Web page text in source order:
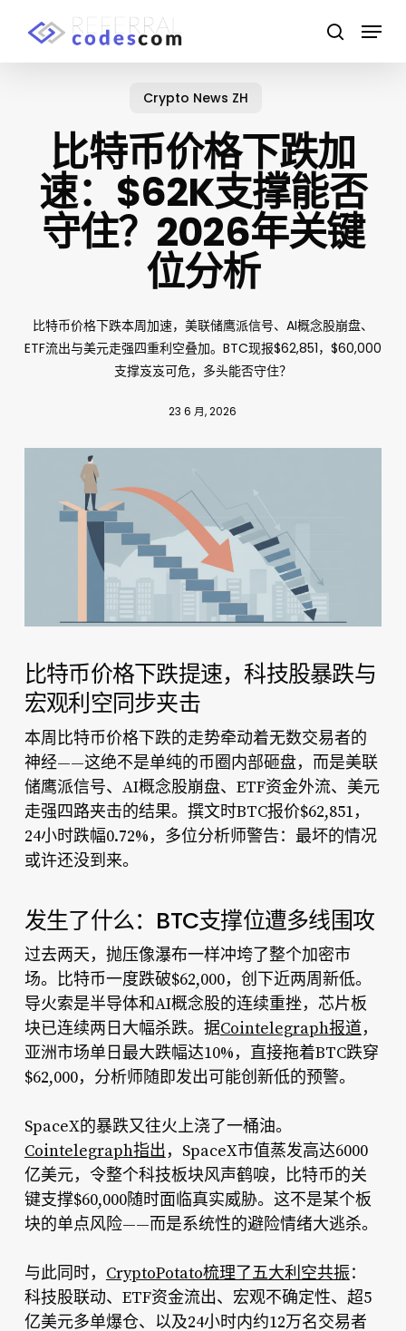
search
Menu
Crypto News ZH
比特币价格下跌加
速：$62K支撑能否
守住？2026年关键
位分析
比特币价格下跌本周加速，美联储鹰派信号、AI概念股崩盘、
ETF流出与美元走强四重利空叠加。BTC现报$62,851，$60,000
支撑岌岌可危，多头能否守住？
23 6 月, 2026
比特币价格下跌提速，科技股暴跌与
宏观利空同步夹击
本周 比特币价格下跌的走势牵动着无数交易者的
神经——这绝不是单纯的币圈内部砸盘，而是美联
储鹰派信号、AI概念股崩盘、ETF资金外流、美元
走强四路夹击的结果。撰文时BTC报价$62,851，
24小时跌幅0.72%，多位分析师警告：最坏的情况
或许还没到来。
发生了什么：BTC支撑位遭多线围攻
过去两天，抛压像瀑布一样冲垮了整个加密市
场。比特币一度跌破$62,000，创下近两周新低。
导火索是半导体和AI概念股的连续重挫，芯片板
块已连续两日大幅杀跌。据Cointelegraph报道，
亚洲市场单日最大跌幅达10%，直接拖着BTC跌穿
$62,000，分析师随即发出可能创新低的预警。
SpaceX的暴跌又往火上浇了一桶油。
Cointelegraph指出，SpaceX市值蒸发高达6000
亿美元，令整个科技板块风声鹤唳，比特币的关
键支撑$60,000随时面临真实威胁。这不是某个板
块的单点风险——而是系统性的避险情绪大逃杀。
与此同时， CryptoPotato梳理了五大利空共振：
科技股联动、ETF资金流出、宏观不确定性、超5
亿美元多单爆仓、以及24小时内约12万名交易者